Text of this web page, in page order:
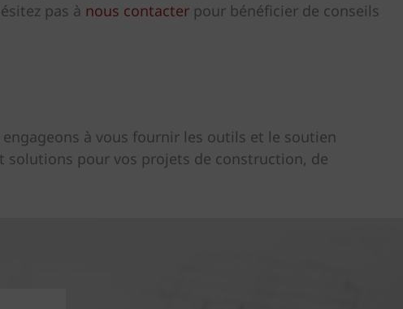
pas à nous contacter pour bénéficier de conseils
à vous fournir les outils et le soutien
solutions pour vos projets de construction, de